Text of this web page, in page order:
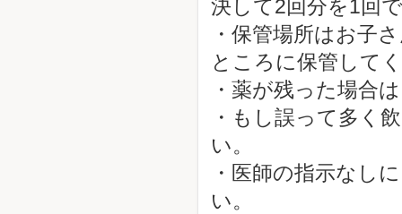
決して2回分を1回
・保管場所はお子
ところに保管して
・薬が残った場合
・もし誤って多く
い。
・医師の指示なし
い。